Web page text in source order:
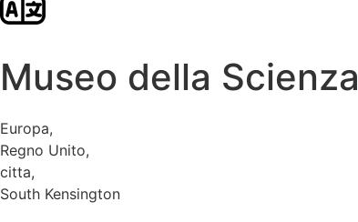
Museo della Scienza
Europa,
Regno Unito,
citta,
South Kensington